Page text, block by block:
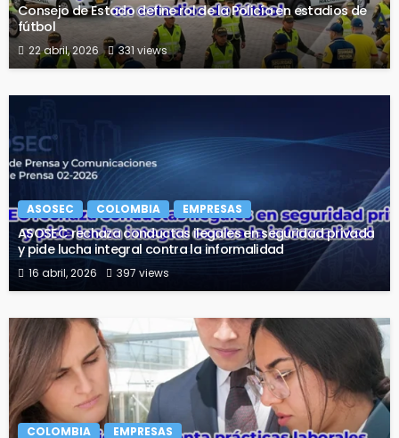
Consejo de Estado define rol de la Policía en estadios de
fútbol
22 abril, 2026 331 views
ASOSEC COLOMBIA EMPRESAS
ASOSEC rechaza conductas ilegales en seguridad privada
y pide lucha integral contra la informalidad
16 abril, 2026 397 views
COLOMBIA EMPRESAS